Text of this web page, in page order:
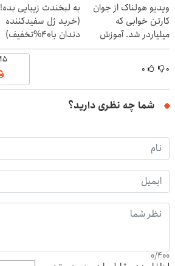
ویدیو هولناک از جوان
کارتن خوابی که
میلیاردر شد. آموزش
رایگان
به لبخندت زیبایی بده!
(خرید ژل سفیدکننده
دندان با40%تخفیف)
۰ ۰
شما چه نظری دارید؟
0/400